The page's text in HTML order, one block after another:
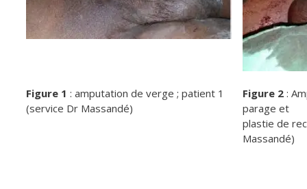
Figure 1 : amputation de verge ; patient 1
(service Dr Massandé)
Figure 2 :
parage et
plastie de
Massandé)